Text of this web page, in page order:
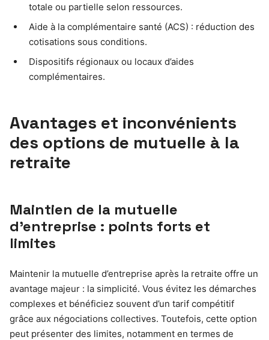
totale ou partielle selon ressources.
Aide à la complémentaire santé (ACS) : réduction des
cotisations sous conditions.
Dispositifs régionaux ou locaux d’aides
complémentaires.
Avantages et inconvénients
des options de mutuelle à la
retraite
Maintien de la mutuelle
d’entreprise : points forts et
limites
Maintenir la mutuelle d’entreprise après la retraite offre un
avantage majeur : la simplicité. Vous évitez les démarches
complexes et bénéficiez souvent d’un tarif compétitif
grâce aux négociations collectives. Toutefois, cette option
peut présenter des limites, notamment en termes de